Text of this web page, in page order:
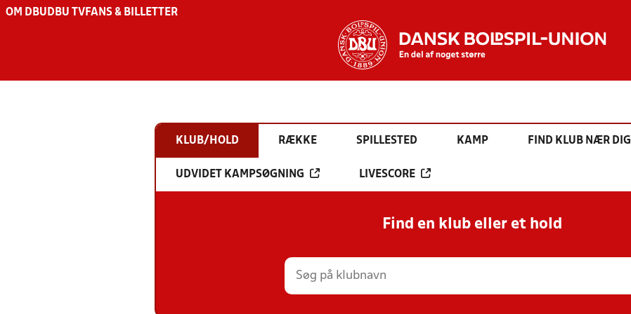
OM DBU DBU TV FANS & BILLETTER
KLUB/HOLD RÆKKE SPILLESTED KAMP FIND KLUB NÆR DIG
UDVIDET KAMPSØGNING LIVESCORE
Find en klub eller et hold